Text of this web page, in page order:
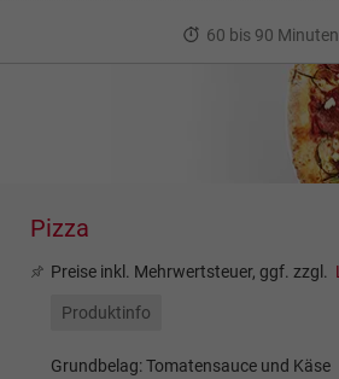
60 bis 90 Minuten
Pizza
Preise inkl. Mehrwertsteuer, ggf. zzgl.
Produktinfo
Grundbelag: Tomatensauce und Käse